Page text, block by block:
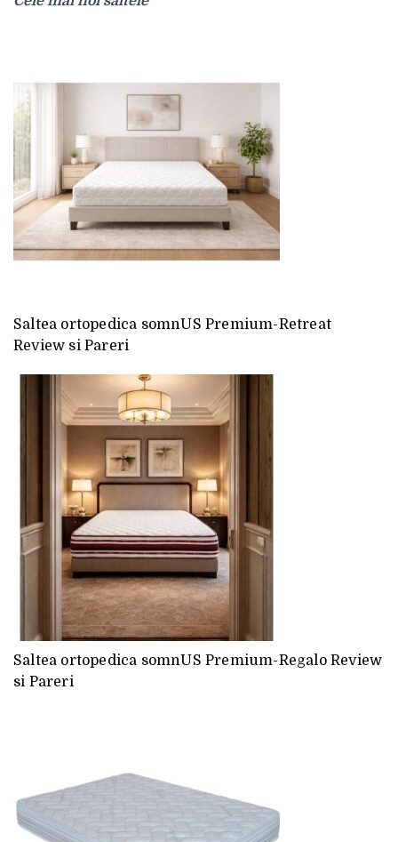
Saltea ortopedica somnUS Premium-Retreat
Review si Pareri
Saltea ortopedica somnUS Premium-Regalo Review
si Pareri